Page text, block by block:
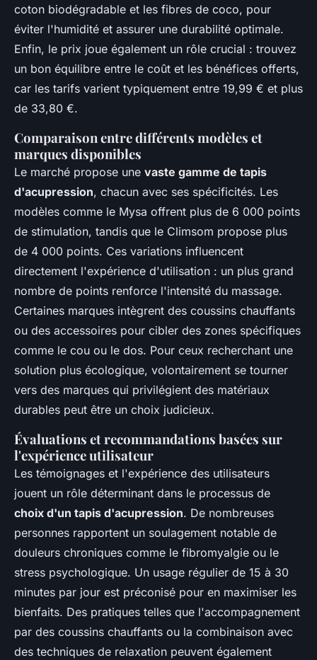
coton biodégradable et les fibres de coco, pour
éviter l'humidité et assurer une durabilité optimale.
Enfin, le prix joue également un rôle crucial : trouvez
un bon équilibre entre le coût et les bénéfices offerts,
car les tarifs varient typiquement entre 19,99 € et plus
de 33,80 €.
Comparaison entre différents modèles et
marques disponibles
Le marché propose une vaste gamme de tapis
d'acupression, chacun avec ses spécificités. Les
modèles comme le Mysa offrent plus de 6 000 points
de stimulation, tandis que le Climsom propose plus
de 4 000 points. Ces variations influencent
directement l'expérience d'utilisation : un plus grand
nombre de points renforce l'intensité du massage.
Certaines marques intègrent des coussins chauffants
ou des accessoires pour cibler des zones spécifiques
comme le cou ou le dos. Pour ceux recherchant une
solution plus écologique, volontairement se tourner
vers des marques qui privilégient des matériaux
durables peut être un choix judicieux.
Évaluations et recommandations basées sur
l'expérience utilisateur
Les témoignages et l'expérience des utilisateurs
jouent un rôle déterminant dans le processus de
choix d'un tapis d'acupression. De nombreuses
personnes rapportent un soulagement notable de
douleurs chroniques comme le fibromyalgie ou le
stress psychologique. Un usage régulier de 15 à 30
minutes par jour est préconisé pour en maximiser les
bienfaits. Des pratiques telles que l'accompagnement
par des coussins chauffants ou la combinaison avec
des techniques de relaxation peuvent également